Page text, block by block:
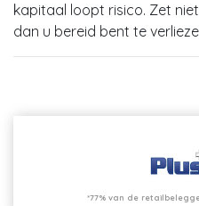
kapitaal loopt risico. Zet
dan u bereid bent te
*77% van de